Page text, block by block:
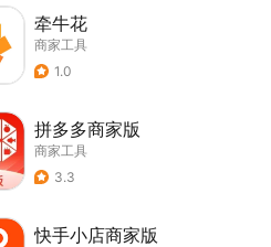
牵牛花
商家工具
1.0
拼多多商家版
商家工具
3.3
快手小店商家版